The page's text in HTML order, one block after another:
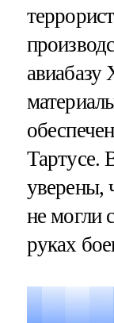
Тартусе.
уверены,
не могли
руках